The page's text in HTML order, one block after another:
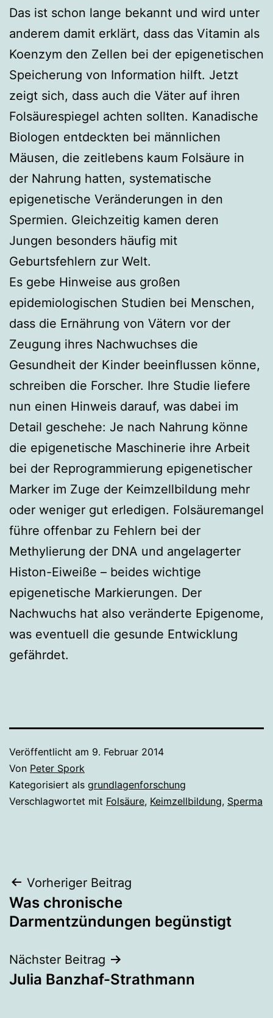
Das ist schon lange bekannt und wird unter
anderem damit erklärt, dass das Vitamin als
Koenzym den Zellen bei der epigenetischen
Speicherung von Information hilft. Jetzt
zeigt sich, dass auch die Väter auf ihren
Folsäurespiegel achten sollten. Kanadische
Biologen entdeckten bei männlichen
Mäusen, die zeitlebens kaum Folsäure in
der Nahrung hatten, systematische
epigenetische Veränderungen in den
Spermien. Gleichzeitig kamen deren
Jungen besonders häufig mit
Geburtsfehlern zur Welt.
Es gebe Hinweise aus großen
epidemiologischen Studien bei Menschen,
dass die Ernährung von Vätern vor der
Zeugung ihres Nachwuchses die
Gesundheit der Kinder beeinflussen könne,
schreiben die Forscher. Ihre Studie liefere
nun einen Hinweis darauf, was dabei im
Detail geschehe: Je nach Nahrung könne
die epigenetische Maschinerie ihre Arbeit
bei der Reprogrammierung epigenetischer
Marker im Zuge der Keimzellbildung mehr
oder weniger gut erledigen. Folsäuremangel
führe offenbar zu Fehlern bei der
Methylierung der DNA und angelagerter
Histon-Eiweiße – beides wichtige
epigenetische Markierungen. Der
Nachwuchs hat also veränderte Epigenome,
was eventuell die gesunde Entwicklung
gefährdet.
Veröffentlicht am 9. Februar 2014
Von Peter Spork
Kategorisiert als grundlagenforschung
Verschlagwortet mit Folsäure, Keimzellbildung, Sperma
Beitragsnavigation
Vorheriger Beitrag
Was chronische
Darmentzündungen begünstigt
Nächster Beitrag
Julia Banzhaf-Strathmann